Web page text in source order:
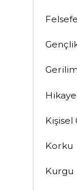
Felsefe
Gerilim
Hikaye
Kişisel
Korku
Kurgu